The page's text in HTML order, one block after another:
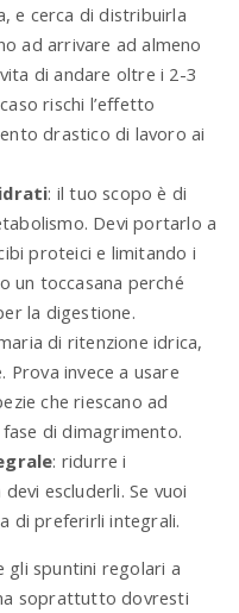
e cerca di distribuirla
ad arrivare ad almeno
di andare oltre i 2-3
rischi l’effetto
drastico di lavoro ai
: il tuo scopo è di
Devi portarlo a
proteici e limitando i
un toccasana perché
la digestione.
di ritenzione idrica,
Prova invece a usare
che riescano ad
di dimagrimento.
: ridurre i
escluderli. Se vuoi
di preferirli integrali.
gli spuntini regolari a
soprattutto dovresti